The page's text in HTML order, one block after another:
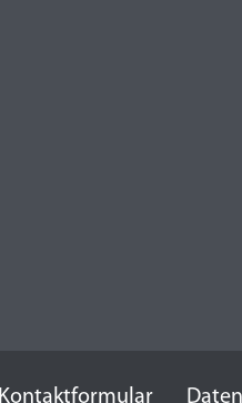
Kontaktformular